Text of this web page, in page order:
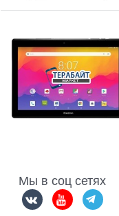
Мы в соц сетях